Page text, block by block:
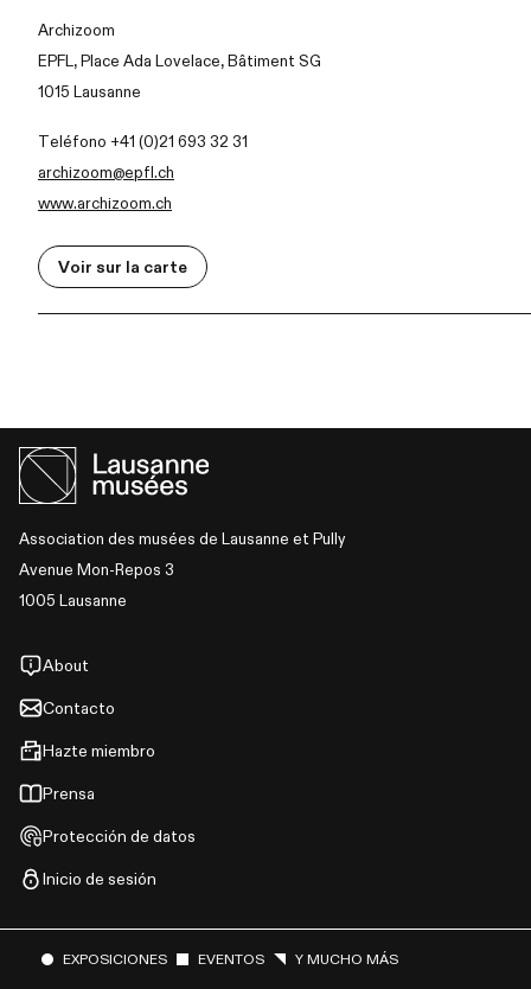
Archizoom
EPFL, Place Ada Lovelace, Bâtiment SG
1015 Lausanne
Teléfono +41 (0)21 693 32 31
archizoom@epfl.ch
www.archizoom.ch
Voir sur la carte
Association des musées de Lausanne et Pully
Avenue Mon-Repos 3
1005 Lausanne
About
Contacto
Hazte miembro
Prensa
Protección de datos
Inicio de sesión
EXPOSICIONES EVENTOS Y MUCHO MÁS